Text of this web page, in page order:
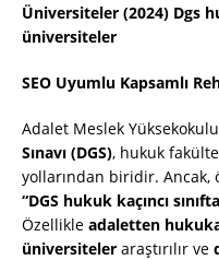
Üniversiteler (2024) Dgs
üniversiteler
SEO Uyumlu Kapsamlı
Adalet Meslek
Sınavı (DGS), hukuk
yollarından biridir. Ancak,
“DGS hukuk kaçıncı
Özellikle adaletten
üniversiteler araştırılır ve